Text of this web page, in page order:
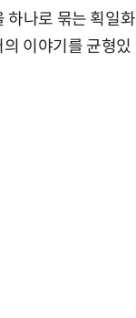
하나로 묶는 획일화
이야기를 균형있